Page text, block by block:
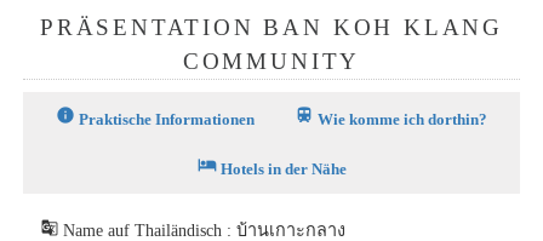
PRÄSENTATION BAN KOH KLANG
COMMUNITY
info Praktische Informationen train Wie komme ich dorthin?
hotelHotels in der Nähe
g_translate Name auf Thailändisch : บ้านเกาะกลาง